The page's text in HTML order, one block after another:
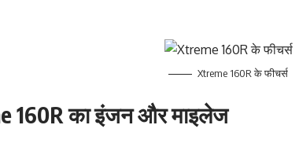
Xtreme 160R के फीचर्स
160R का इंजन और माइलेज